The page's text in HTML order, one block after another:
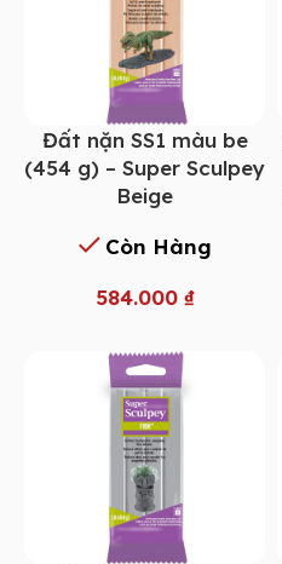
Đất nặn SS1 màu be
(454 g) – Super Sculpey
Beige
Còn Hàng
584.000 ₫